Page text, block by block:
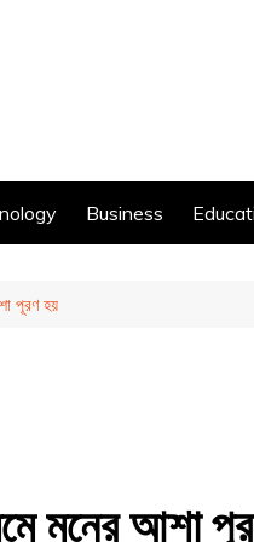
Business
পূরণ হয়
মনের আশা